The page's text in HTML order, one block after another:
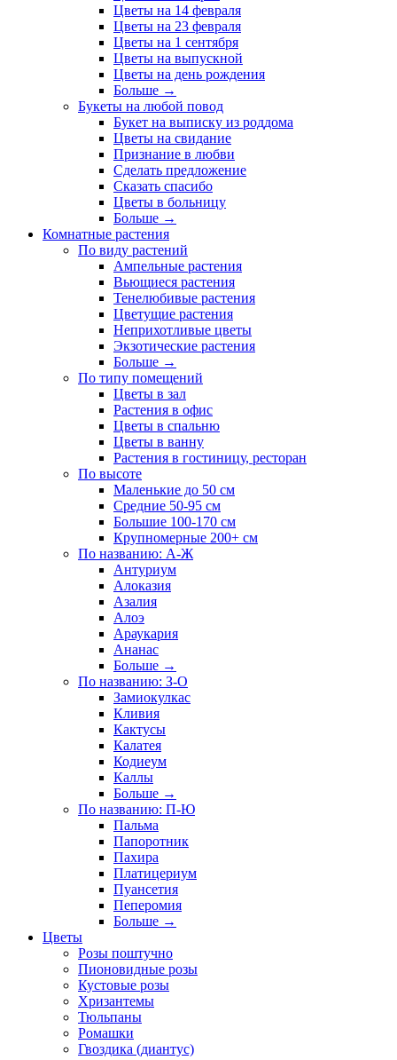
Цветы на 14 февраля
Цветы на 23 февраля
Цветы на 1 сентября
Цветы на выпускной
Цветы на день рождения
Больше →
Букеты на любой повод
Букет на выписку из роддома
Цветы на свидание
Признание в любви
Сделать предложение
Сказать спасибо
Цветы в больницу
Больше →
Комнатные растения
По виду растений
Ампельные растения
Вьющиеся растения
Тенелюбивые растения
Цветущие растения
Неприхотливые цветы
Экзотические растения
Больше →
По типу помещений
Цветы в зал
Растения в офис
Цветы в спальню
Цветы в ванну
Растения в гостиницу, ресторан
По высоте
Маленькие до 50 см
Средние 50-95 см
Большие 100-170 см
Крупномерные 200+ см
По названию: А-Ж
Антуриум
Алоказия
Азалия
Алоэ
Араукария
Ананас
Больше →
По названию: З-О
Замиокулкас
Кливия
Кактусы
Калатея
Кодиеум
Каллы
Больше →
По названию: П-Ю
Пальма
Папоротник
Пахира
Платицериум
Пуансетия
Пеперомия
Больше →
Цветы
Розы поштучно
Пионовидные розы
Кустовые розы
Хризантемы
Тюльпаны
Ромашки
Гвоздика (диантус)